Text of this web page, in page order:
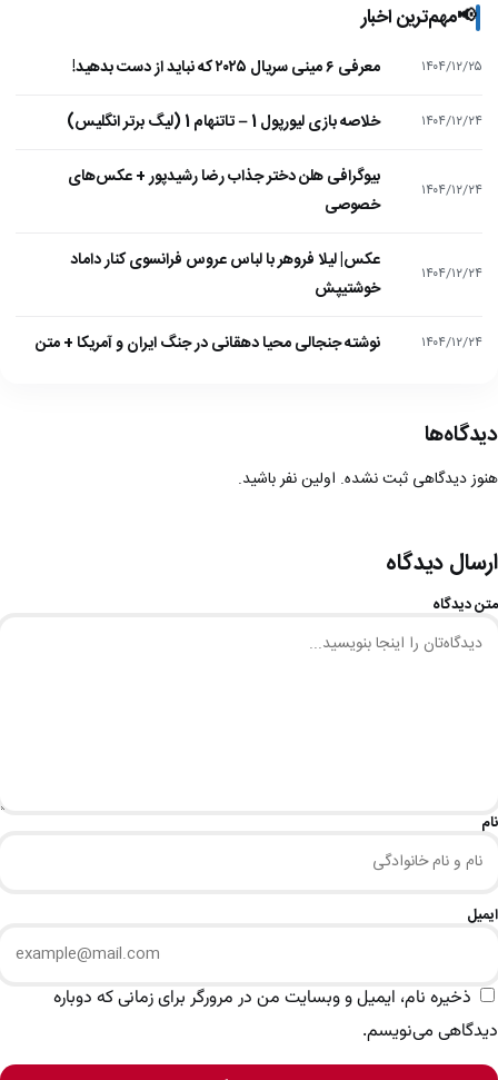
📢مهم‌ترین اخبار
۱۴۰۴/۱۲/۲۵ معرفی ۶ مینی سریال ۲۰۲۵ که نباید از دست بدهید!
۱۴۰۴/۱۲/۲۴ خلاصه بازی لیورپول 1 – تاتنهام 1 (لیگ برتر انگلیس)
۱۴۰۴/۱۲/۲۴
بیوگرافی هلن دختر جذاب رضا رشیدپور + عکس‌های
خصوصی
۱۴۰۴/۱۲/۲۴
عکس| لیلا فروهر با لباس عروس فرانسوی کنار داماد
خوشتیپش
۱۴۰۴/۱۲/۲۴ نوشته جنجالی محیا دهقانی در جنگ ایران و آمریکا + متن
دیدگاه‌ها
هنوز دیدگاهی ثبت نشده. اولین نفر باشید.
ارسال دیدگاه
متن دیدگاه
نام
ایمیل
ذخیره نام، ایمیل و وبسایت من در مرورگر برای زمانی که دوباره
دیدگاهی می‌نویسم.